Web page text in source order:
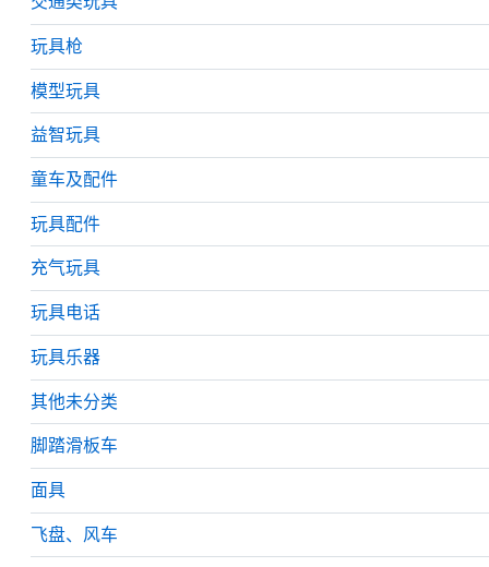
玩具枪
模型玩具
益智玩具
童车及配件
玩具配件
充气玩具
玩具电话
玩具乐器
其他未分类
脚踏滑板车
面具
飞盘、风车